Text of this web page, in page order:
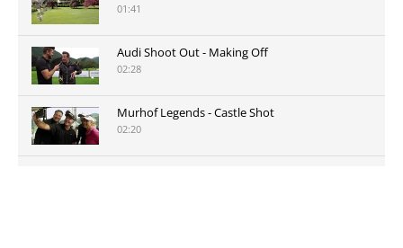
01:41
Audi Shoot Out - Making Off
02:28
Murhof Legends - Castle Shot
02:20